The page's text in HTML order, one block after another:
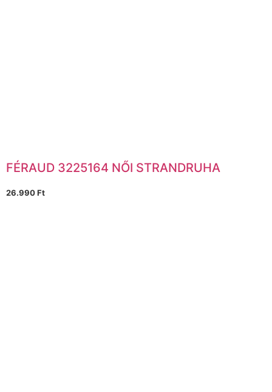
FÉRAUD 3225164 NŐI STRANDRUHA
26.990Ft